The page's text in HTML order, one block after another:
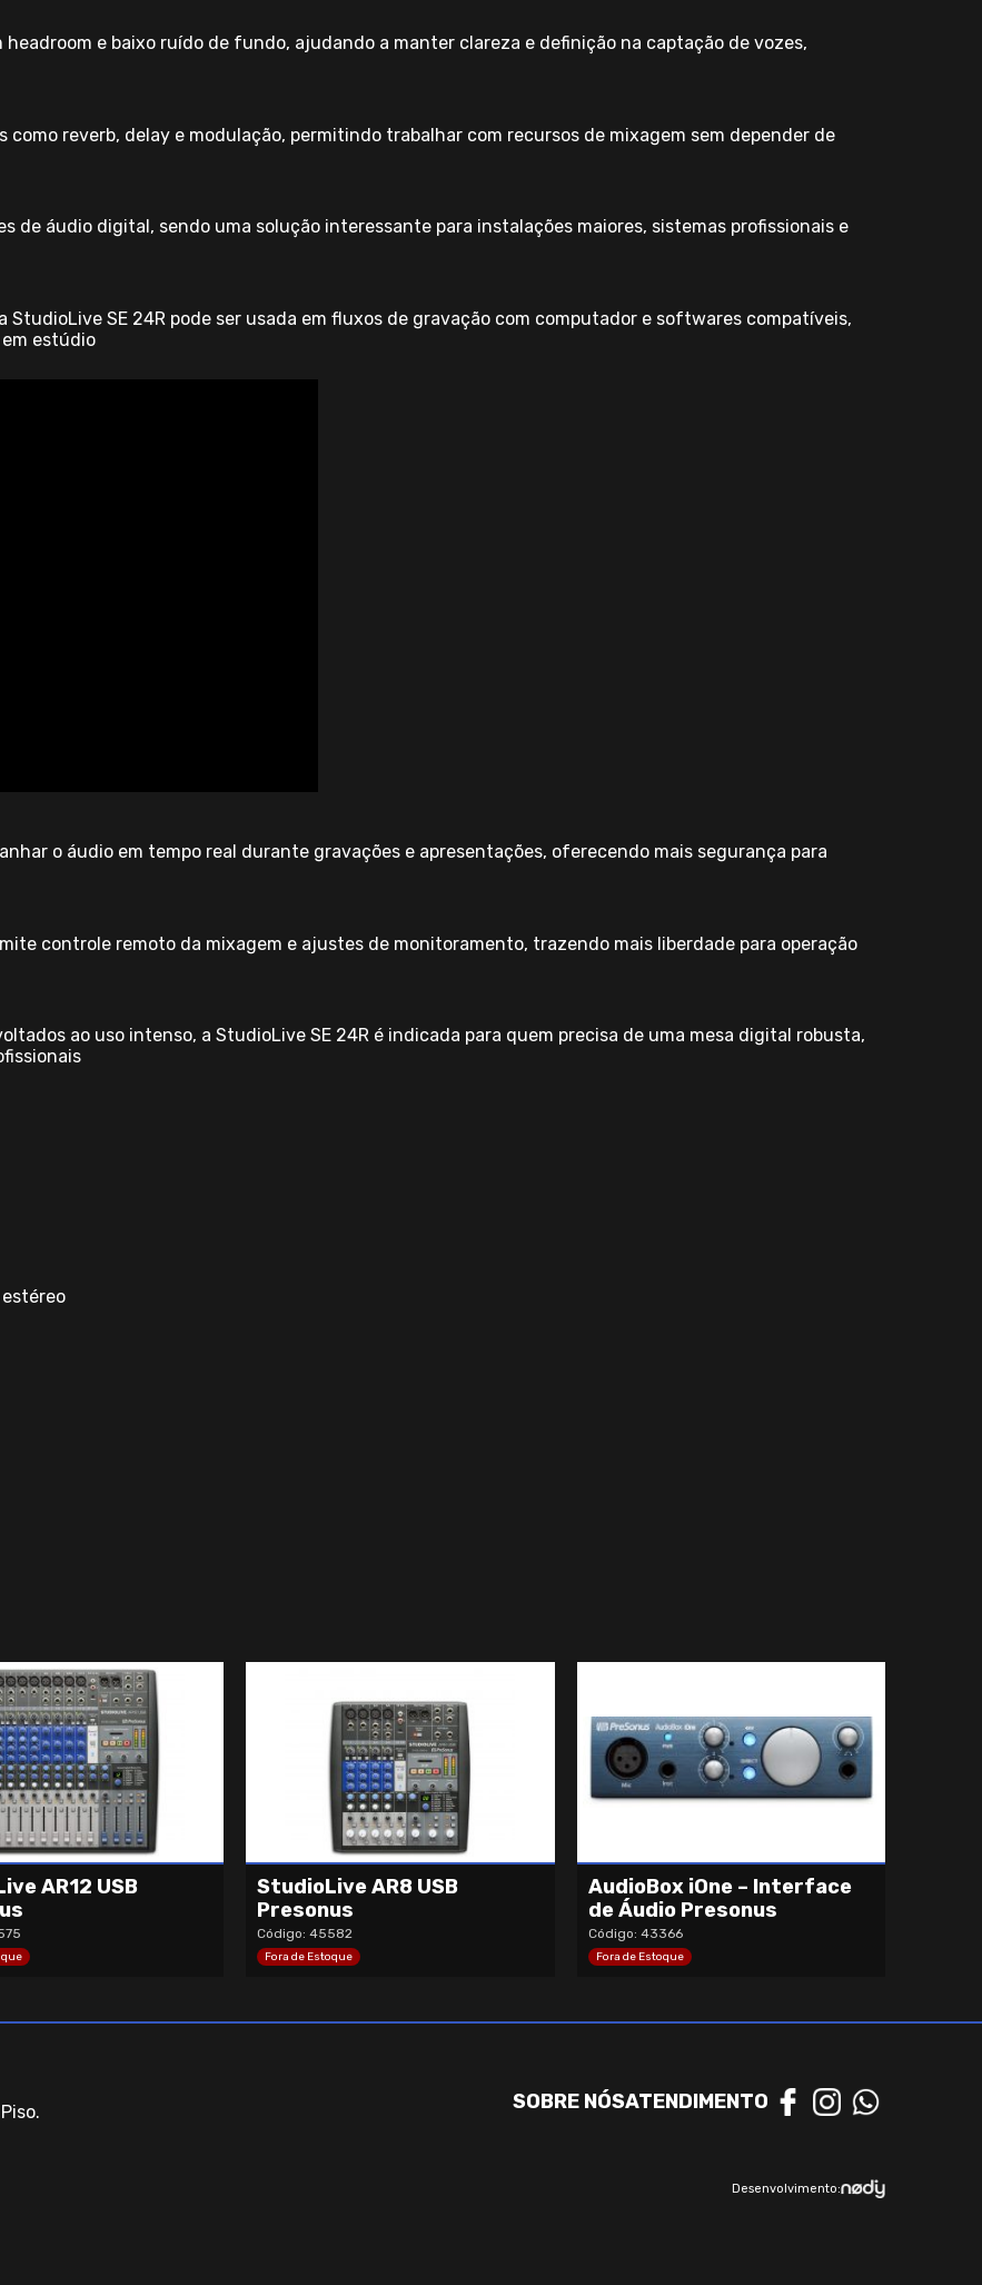
e baixo ruído de fundo, ajudando a manter clareza e definição na captação de vozes,
reverb, delay e modulação, permitindo trabalhar com recursos de mixagem sem depender de
de áudio digital, sendo uma solução interessante para instalações maiores, sistemas profissionais e
StudioLive SE 24R pode ser usada em fluxos de gravação com computador e softwares compatíveis,
estúdio
o áudio em tempo real durante gravações e apresentações, oferecendo mais segurança para
controle remoto da mixagem e ajustes de monitoramento, trazendo mais liberdade para operação
ao uso intenso, a StudioLive SE 24R é indicada para quem precisa de uma mesa digital robusta,
AR12 USB
StudioLive AR8 USB
Presonus
Código: 45582
Fora de Estoque
AudioBox iOne – Interface
de Áudio Presonus
Código: 43366
Fora de Estoque
SOBRE NÓSATENDIMENTO
Desenvolvimento: